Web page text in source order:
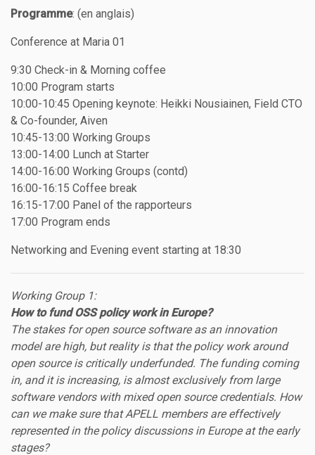
Programme: (en anglais)
Conference at Maria 01
9:30 Check-in & Morning coffee
10:00 Program starts
10:00-10:45 Opening keynote: Heikki Nousiainen, Field CTO
& Co-founder, Aiven
10:45-13:00 Working Groups
13:00-14:00 Lunch at Starter
14:00-16:00 Working Groups (contd)
16:00-16:15 Coffee break
16:15-17:00 Panel of the rapporteurs
17:00 Program ends
Networking and Evening event starting at 18:30
Working Group 1:
How to fund OSS policy work in Europe?
The stakes for open source software as an innovation
model are high, but reality is that the policy work around
open source is critically underfunded. The funding coming
in, and it is increasing, is almost exclusively from large
software vendors with mixed open source credentials. How
can we make sure that APELL members are effectively
represented in the policy discussions in Europe at the early
stages?